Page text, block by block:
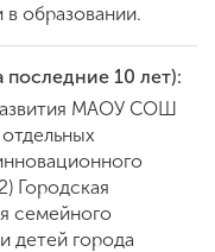
образовании.
последние 10 лет):
МАОУ СОШ
Городская
семейного
детей города